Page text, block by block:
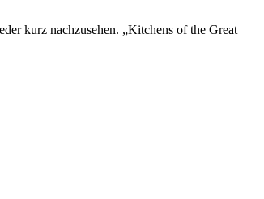
kurz nachzusehen. „Kitchens of the Great